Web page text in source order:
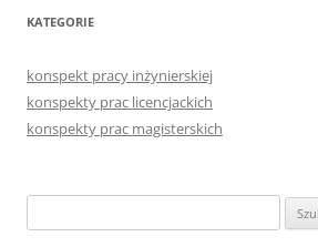
KATEGORIE
konspekt pracy inżynierskiej
konspekty prac licencjackich
konspekty prac magisterskich